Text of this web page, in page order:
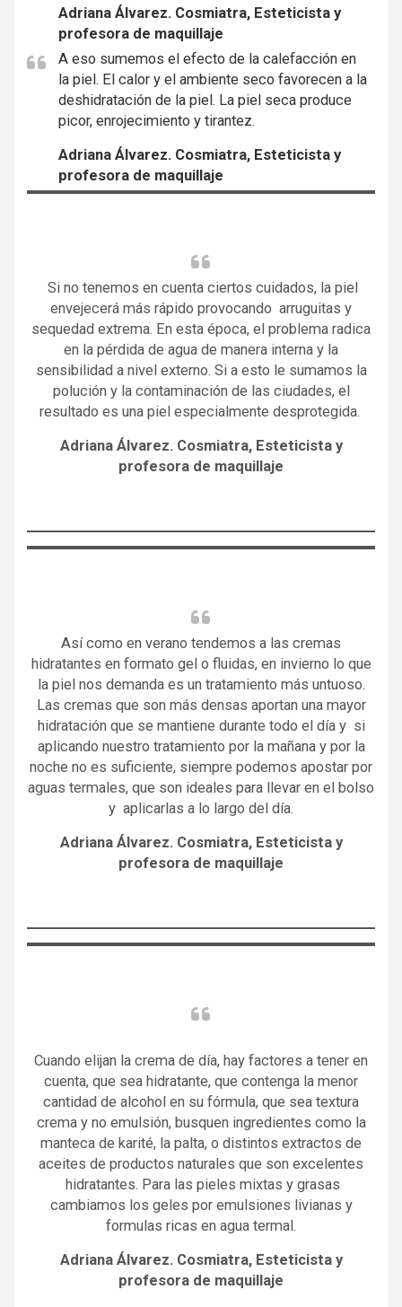
Adriana Álvarez. Cosmiatra, Esteticista y
profesora de maquillaje
A eso sumemos el efecto de la calefacción en
la piel. El calor y el ambiente seco favorecen a la
deshidratación de la piel. La piel seca produce
picor, enrojecimiento y tirantez.
Adriana Álvarez. Cosmiatra, Esteticista y
profesora de maquillaje
Si no tenemos en cuenta ciertos cuidados, la piel
envejecerá más rápido provocando arruguitas y
sequedad extrema. En esta época, el problema radica
en la pérdida de agua de manera interna y la
sensibilidad a nivel externo. Si a esto le sumamos la
polución y la contaminación de las ciudades, el
resultado es una piel especialmente desprotegida.
Adriana Álvarez. Cosmiatra, Esteticista y
profesora de maquillaje
Así como en verano tendemos a las cremas
hidratantes en formato gel o fluidas, en invierno lo que
la piel nos demanda es un tratamiento más untuoso.
Las cremas que son más densas aportan una mayor
hidratación que se mantiene durante todo el día y si
aplicando nuestro tratamiento por la mañana y por la
noche no es suficiente, siempre podemos apostar por
aguas termales, que son ideales para llevar en el bolso
y aplicarlas a lo largo del día.
Adriana Álvarez. Cosmiatra, Esteticista y
profesora de maquillaje
Cuando elijan la crema de día, hay factores a tener en
cuenta, que sea hidratante, que contenga la menor
cantidad de alcohol en su fórmula, que sea textura
crema y no emulsión, busquen ingredientes como la
manteca de karité, la palta, o distintos extractos de
aceites de productos naturales que son excelentes
hidratantes. Para las pieles mixtas y grasas
cambiamos los geles por emulsiones livianas y
formulas ricas en agua termal.
Adriana Álvarez. Cosmiatra, Esteticista y
profesora de maquillaje